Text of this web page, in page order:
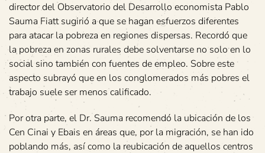
director del Observatorio del Desarrollo economista Pablo
Sauma Fiatt sugirió a que se hagan esfuerzos diferentes
para atacar la pobreza en regiones dispersas. Recordó que
la pobreza en zonas rurales debe solventarse no solo en lo
social sino también con fuentes de empleo. Sobre este
aspecto subrayó que en los conglomerados más pobres el
trabajo suele ser menos calificado.
Por otra parte, el Dr. Sauma recomendó la ubicación de los
Cen Cinai y Ebais en áreas que, por la migración, se han ido
poblando más, así como la reubicación de aquellos centros